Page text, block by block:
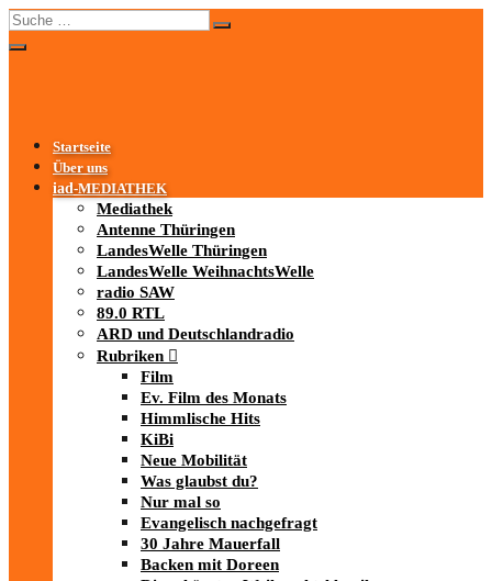
Startseite
Über uns
iad-MEDIATHEK
Mediathek
Antenne Thüringen
LandesWelle Thüringen
LandesWelle WeihnachtsWelle
radio SAW
89.0 RTL
ARD und Deutschlandradio
Rubriken
Film
Ev. Film des Monats
Himmlische Hits
KiBi
Neue Mobilität
Was glaubst du?
Nur mal so
Evangelisch nachgefragt
30 Jahre Mauerfall
Backen mit Doreen